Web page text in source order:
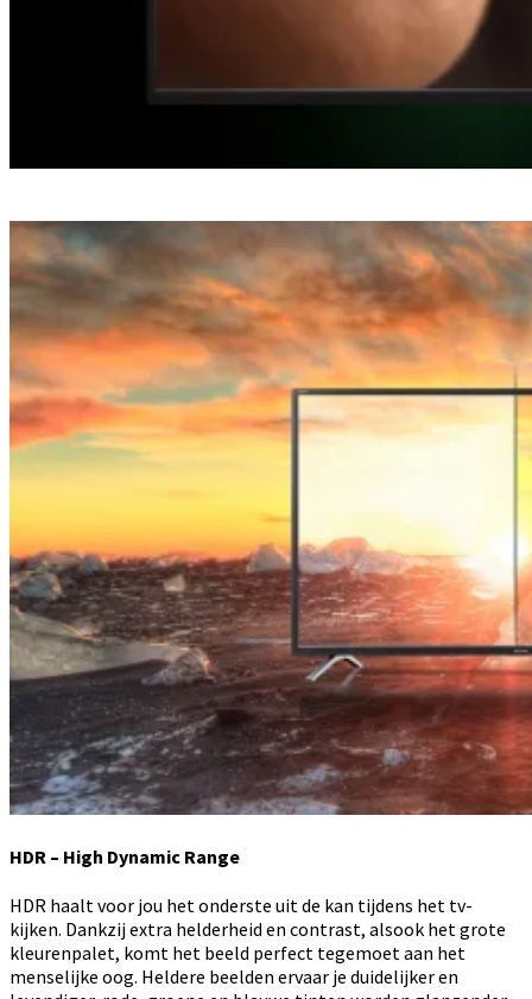
HDR – High Dynamic Range
HDR haalt voor jou het onderste uit de kan tijdens het tv-
kijken. Dankzij extra helderheid en contrast, alsook het grote
kleurenpalet, komt het beeld perfect tegemoet aan het
menselijke oog. Heldere beelden ervaar je duidelijker en